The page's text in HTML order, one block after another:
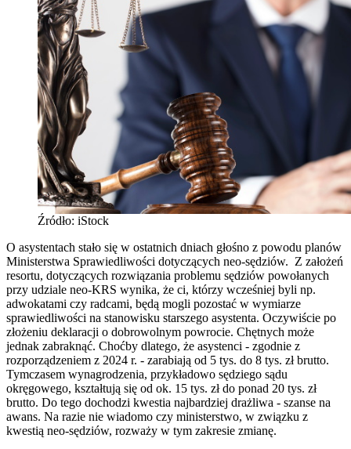
Źródło: iStock
O asystentach stało się w ostatnich dniach głośno z powodu planów
Ministerstwa Sprawiedliwości dotyczących neo-sędziów. Z założeń
resortu, dotyczących rozwiązania problemu sędziów powołanych
przy udziale neo-KRS wynika, że ci, którzy wcześniej byli np.
adwokatami czy radcami, będą mogli pozostać w wymiarze
sprawiedliwości na stanowisku starszego asystenta. Oczywiście po
złożeniu deklaracji o dobrowolnym powrocie. Chętnych może
jednak zabraknąć. Choćby dlatego, że asystenci - zgodnie z
rozporządzeniem z 2024 r. - zarabiają od 5 tys. do 8 tys. zł brutto.
Tymczasem wynagrodzenia, przykładowo sędziego sądu
okręgowego, kształtują się od ok. 15 tys. zł do ponad 20 tys. zł
brutto. Do tego dochodzi kwestia najbardziej drażliwa - szanse na
awans. Na razie nie wiadomo czy ministerstwo, w związku z
kwestią neo-sędziów, rozważy w tym zakresie zmianę.